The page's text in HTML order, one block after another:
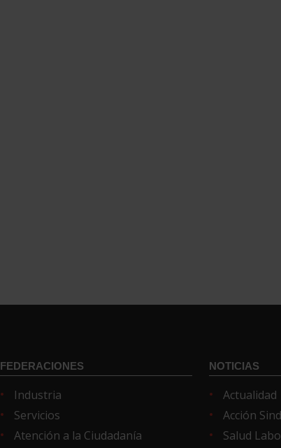
FEDERACIONES
Industria
Servicios
Atención a la Ciudadanía
NOTICIAS
Actualidad
Acción
Salud